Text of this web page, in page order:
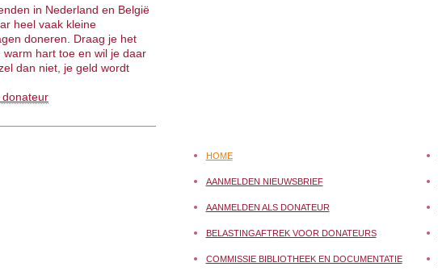
in Nederland en België
heel vaak kleine
doneren. Draag je het
hart toe en wil je daar
dan niet, je geld wordt
HOME
AANMELDEN NIEUWSBRIEF
AANMELDEN ALS DONATEUR
BELASTINGAFTREK VOOR DONATEURS
COMMISSIE BIBLIOTHEEK EN DOCUMENTATIE